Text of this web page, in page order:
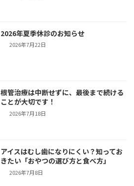
2026年夏季休診のお知らせ
2026年7月22日
根管治療は中断せずに、最後まで続ける
ことが大切です！
2026年7月18日
アイスはむし歯になりにくい？知ってお
きたい「おやつの選び方と食べ方」
2026年7月8日